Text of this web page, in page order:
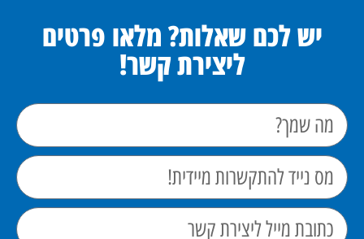
יש לכם שאלות? מלאו פרטים
ליצירת קשר!